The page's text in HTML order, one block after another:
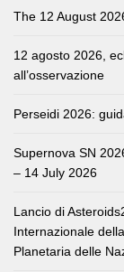
The 12 August
12 agosto 2026,
all’osservazione
Perseidi 2026:
Supernova SN
– 14 July 2026
Lancio di
Internazionale
Planetaria delle